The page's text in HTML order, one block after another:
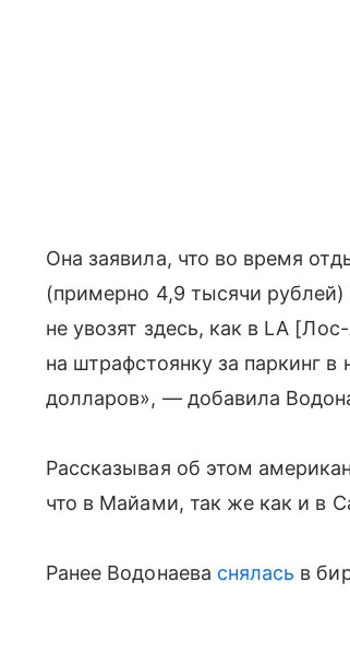
Она заявила, что во время
(примерно 4,9 тысячи
не увозят здесь, как в LA
на штрафстоянку за паркинг
долларов», — добавила
Рассказывая об этом
что в Майами, так же как и в
Ранее Водонаева снялась в